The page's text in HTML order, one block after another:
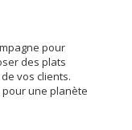
pour
des plats
vos clients.
une planète